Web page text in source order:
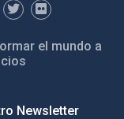
el mundo a
Newsletter